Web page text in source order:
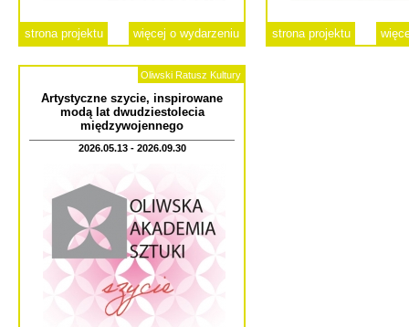
strona projektu więcej o wydarzeniu strona projektu
Oliwski Ratusz Kultury
Artystyczne szycie, inspirowane
modą lat dwudziestolecia
międzywojennego
2026.05.13 - 2026.09.30